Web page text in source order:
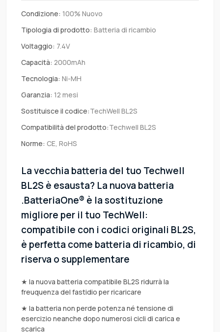
Condizione: 100% Nuovo
Tipologia di prodotto: Batteria di ricambio
Voltaggio: 7.4V
Capacità: 2000mAh
Tecnologia: Ni-MH
Garanzia: 12 mesi
Sostituisce il codice:TechWell BL2S
Compatibilità del prodotto:Techwell BL2S
Norme: CE, RoHS
La vecchia batteria del tuo Techwell
BL2S è esausta? La nuova batteria
.BatteriaOne® è la sostituzione
migliore per il tuo TechWell:
compatibile con i codici originali BL2S,
è perfetta come batteria di ricambio, di
riserva o supplementare
★ la nuova batteria compatibile BL2S ridurrà la
freuquenza del fastidio per ricaricare
★ la batteria non perde potenza né tensione di
esercizio neanche dopo numerosi cicli di carica e
scarica